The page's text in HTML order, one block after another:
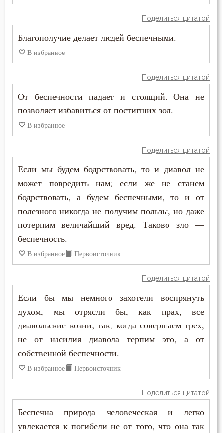
Воспитание
Высокомерие
Глаза
Гнев Божий
Гордость
Господь
Гость
Грех
Дело
Дети
Добро
Добродетель
Поделиться цитатой
Благополучие делает людей беспечными.
В избранное
Поделиться цитатой
От беспечности падает и стоящий. Она не
позволяет избавиться от постигших зол.
В избранное
Поделиться цитатой
Если мы будем бодрствовать, то и диавол не
может повредить нам; если же не станем
бодрствовать, а будем беспечными, то и от
полезного никогда не получим пользы, но даже
потерпим величайший вред. Таково зло —
беспечность.
В избранное Первоисточник
Поделиться цитатой
Если бы мы немного захотели воспрянуть
духом, мы отрясли бы, как прах, все
диавольские козни; так, когда совершаем грех,
не от насилия диавола терпим это, а от
собственной беспечности.
В избранное Первоисточник
Поделиться цитатой
Беспечна природа человеческая и легко
увлекается к погибели не от того, что она так